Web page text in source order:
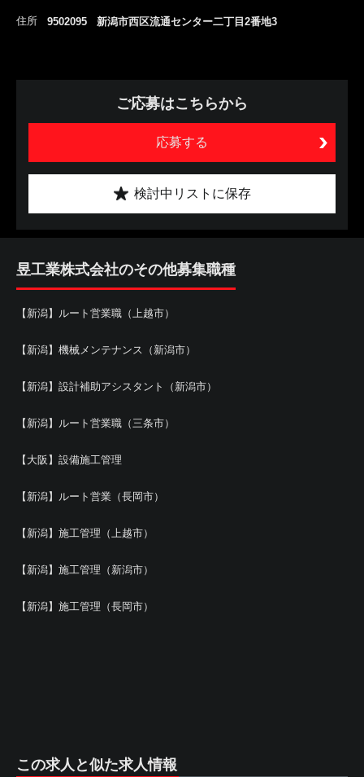
住所 9502095 新潟市西区流通センター二丁目2番地3
ご応募はこちらから
応募する
検討中リストに保存
昱工業株式会社のその他募集職種
【新潟】ルート営業職（上越市）
【新潟】機械メンテナンス（新潟市）
【新潟】設計補助アシスタント（新潟市）
【新潟】ルート営業職（三条市）
【大阪】設備施工管理
【新潟】ルート営業（長岡市）
【新潟】施工管理（上越市）
【新潟】施工管理（新潟市）
【新潟】施工管理（長岡市）
この求人と似た求人情報